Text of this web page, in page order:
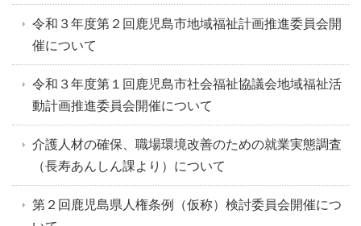
令和３年度第２回鹿児島市地域福祉計画推進委員会開
催について
令和３年度第１回鹿児島市社会福祉協議会地域福祉活
動計画推進委員会開催について
介護人材の確保、職場環境改善のための就業実態調査
（長寿あんしん課より）について
第２回鹿児島県人権条例（仮称）検討委員会開催につ